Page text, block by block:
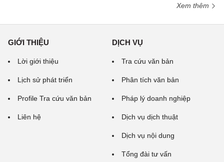
Xem thêm
GIỚI THIỆU
Lời giới thiệu
Lịch sử phát triển
Profile Tra cứu văn bản
Liên hệ
DỊCH VỤ
Tra cứu văn bản
Phân tích văn bản
Pháp lý doanh nghiệp
Dịch vụ dịch thuật
Dịch vụ nội dung
Tổng đài tư vấn